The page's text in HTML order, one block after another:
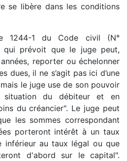
se libère dans les conditions
1244-1 du Code civil (N°
qui prévoit que le juge peut,
reporter ou échelonner
dues, il ne s’agit pas ici d’une
le juge use de son pouvoir
du débiteur et en
du créancier". Le juge peut
les sommes correspondant
porteront intérêt à un taux
inférieur au taux légal ou que
d'abord sur le capital".